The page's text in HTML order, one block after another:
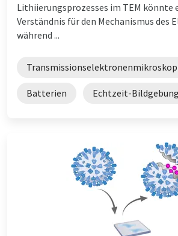
Lithiierungsprozesses im TEM könnte
Verständnis für den Mechanismus des
während ...
Batterien Echtzeit-Bildgebung